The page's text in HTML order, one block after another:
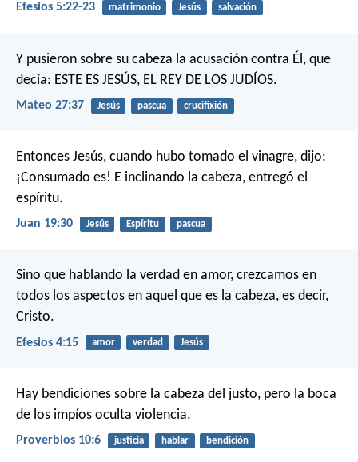
Efesios 5:22-23 matrimonio Jesús salvación
Y pusieron sobre su cabeza la acusación contra Él, que
decía: ESTE ES JESÚS, EL REY DE LOS JUDÍOS.
Mateo 27:37 Jesús pascua crucifixión
Entonces Jesús, cuando hubo tomado el vinagre, dijo:
¡Consumado es! E inclinando la cabeza, entregó el
espíritu.
Juan 19:30 Jesús Espíritu pascua
Sino que hablando la verdad en amor, crezcamos en
todos los aspectos en aquel que es la cabeza, es decir,
Cristo.
Efesios 4:15 amor verdad Jesús
Hay bendiciones sobre la cabeza del justo, pero la boca
de los impíos oculta violencia.
Proverbios 10:6 justicia hablar bendición